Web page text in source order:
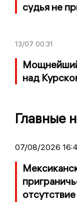
судья не
13/07 00:31
над
Главные
07/08/2026